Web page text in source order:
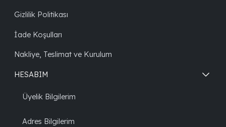
Gizlilik Politikası
İade Koşulları
Nakliye, Teslimat ve Kurulum
HESABIM
Üyelik Bilgilerim
Adres Bilgilerim